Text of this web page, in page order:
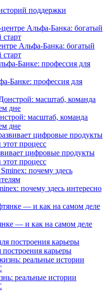
поддержки
Альфа-Банка: богатый
Банке: профессия для
масштаб, команда
дне
цифровые продукты
этот процесс
почему здесь интересно
— и как на самом деле
карьеры
реальные истории